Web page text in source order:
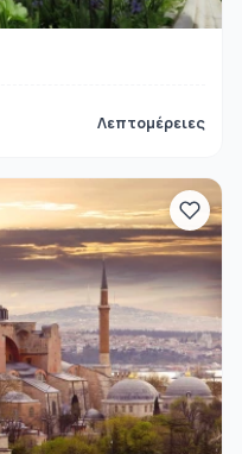
Λεπτομέρειες